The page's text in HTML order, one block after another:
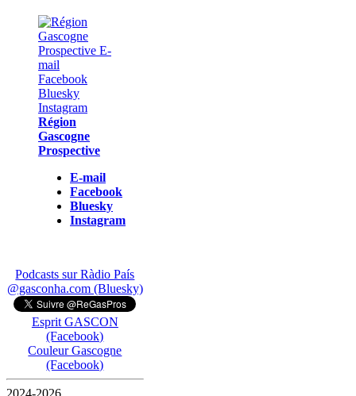
Région
Gascogne
Prospective
E-mail
Facebook
Bluesky
Instagram
Podcasts sur Ràdio País
@gasconha.com (Bluesky)
Esprit GASCON
(Facebook)
Couleur Gascogne
(Facebook)